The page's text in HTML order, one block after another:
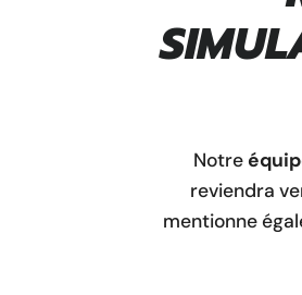
Notre
reviendra
mentionne